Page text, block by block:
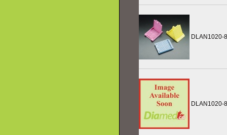
DLAN1020-8
DLAN1020-